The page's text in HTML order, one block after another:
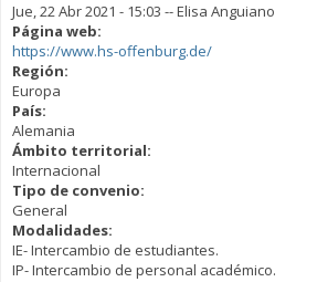
Jue, 22 Abr 2021 - 15:03 --Elisa Anguiano
Página web:
https://www.hs-offenburg.de/
Región:
Europa
País:
Alemania
Ámbito territorial:
Internacional
Tipo de convenio:
General
Modalidades:
IE- Intercambio de estudiantes.
IP- Intercambio de personal académico.